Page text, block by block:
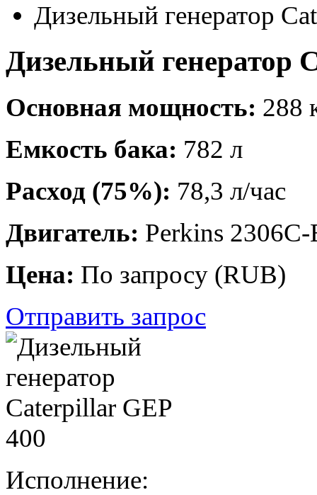
Дизельный генератор
Дизельный генератор
Основная мощность: 288
Емкость бака: 782 л
Расход (75%): 78,3 л/час
Двигатель: Perkins
Цена: По запросу (RUB)
Отправить запрос
Исполнение: